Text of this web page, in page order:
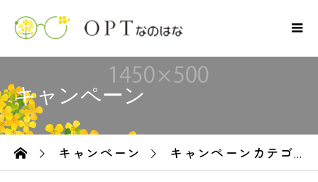
キャンペーン
ム
キャンペーン キャンペーンカテゴリー1